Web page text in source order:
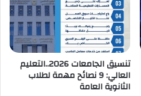
تنسيق الجامعات 2026..التعليم
العالي: 9 نصائح مهمة لطلاب
الثانوية العامة